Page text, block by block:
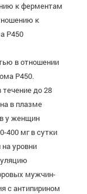
к ферментам
к
P450
в отношении
Р450.
до 28
в плазме
у женщин
400 мг в сутки
уровни
мужчин-
с антипирином